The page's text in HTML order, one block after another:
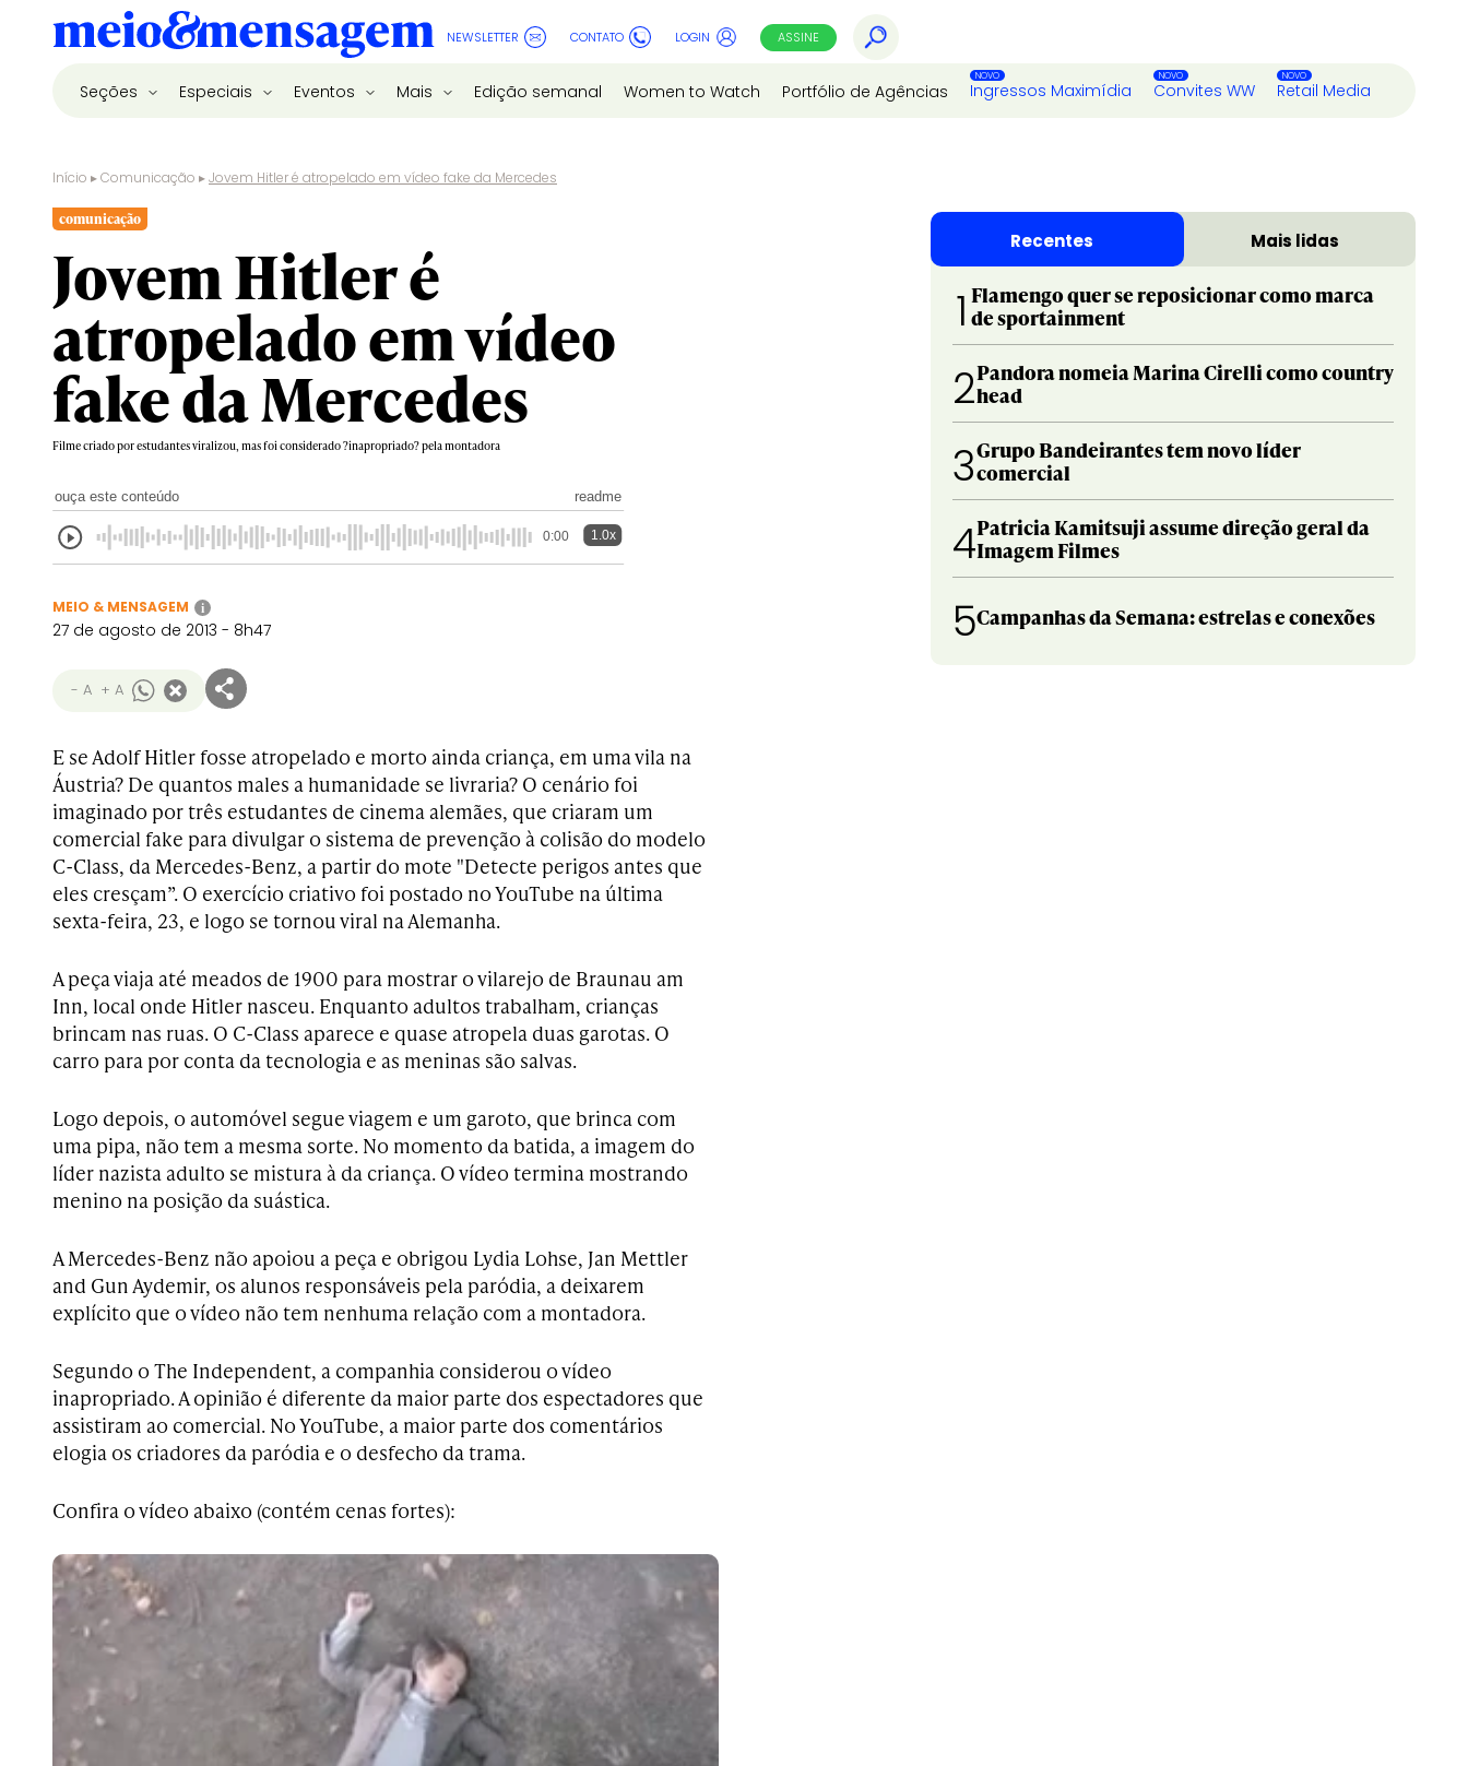
NEWSLETTER CONTATO LOGIN ASSINE
Seções Especiais Eventos Mais Edição semanal Women to Watch Portfólio de Agências Ingressos Maximídia Convites WW Retail Media
Início ▸Comunicação ▸Jovem Hitler é atropelado em vídeo fake da Mercedes
comunicação
Jovem Hitler é
atropelado em vídeo
fake da Mercedes
Filme criado por estudantes viralizou, mas foi considerado ?inapropriado? pela montadora
ouça este conteúdo readme
0:00 1.0x
MEIO & MENSAGEM i
27 de agosto de 2013 - 8h47
- A + A
E se Adolf Hitler fosse atropelado e morto ainda criança, em uma vila na
Áustria? De quantos males a humanidade se livraria? O cenário foi
imaginado por três estudantes de cinema alemães, que criaram um
comercial fake para divulgar o sistema de prevenção à colisão do modelo
C-Class, da Mercedes-Benz, a partir do mote "Detecte perigos antes que
eles cresçam”. O exercício criativo foi postado no YouTube na última
sexta-feira, 23, e logo se tornou viral na Alemanha.
A peça viaja até meados de 1900 para mostrar o vilarejo de Braunau am
Inn, local onde Hitler nasceu. Enquanto adultos trabalham, crianças
brincam nas ruas. O C-Class aparece e quase atropela duas garotas. O
carro para por conta da tecnologia e as meninas são salvas.
Logo depois, o automóvel segue viagem e um garoto, que brinca com
uma pipa, não tem a mesma sorte. No momento da batida, a imagem do
líder nazista adulto se mistura à da criança. O vídeo termina mostrando
menino na posição da suástica.
A Mercedes-Benz não apoiou a peça e obrigou Lydia Lohse, Jan Mettler
and Gun Aydemir, os alunos responsáveis pela paródia, a deixarem
explícito que o vídeo não tem nenhuma relação com a montadora.
Segundo o The Independent, a companhia considerou o vídeo
inapropriado. A opinião é diferente da maior parte dos espectadores que
assistiram ao comercial. No YouTube, a maior parte dos comentários
elogia os criadores da paródia e o desfecho da trama.
Confira o vídeo abaixo (contém cenas fortes):
Recentes Mais lidas
1 Flamengo quer se reposicionar como marca
de sportainment
2Pandora nomeia Marina Cirelli como country
head
3Grupo Bandeirantes tem novo líder
comercial
4Patricia Kamitsuji assume direção geral da
Imagem Filmes
5Campanhas da Semana: estrelas e conexões